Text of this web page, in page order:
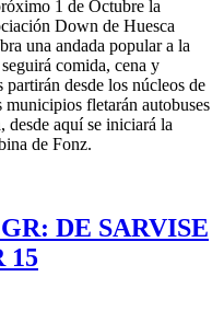
1 de Octubre la
Down de Huesca
una andada popular a la
comida, cena y
partirán desde los núcleos de
fletarán autobuses
desde aquí se iniciará la
de Fonz.
DE SARVISE
15